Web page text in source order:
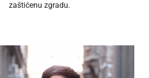
zaštićenu zgradu.